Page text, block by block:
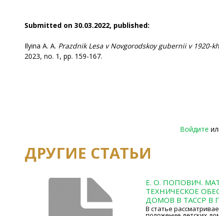
Submitted on 30.03.2022, published:
Ilyina A. A. Prazdnik Lesa v Novgorodskoy gubernii v 1920-
2023, no. 1, pp. 159-167.
Войдите
ДРУГИЕ СТАТЬИ
Е. О. ПОПОВИЧ.
ТЕХНИЧЕСКОЕ
ДОМОВ В ТАССР В
В статье